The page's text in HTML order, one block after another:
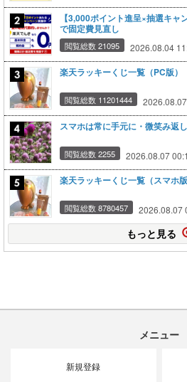
【3,000ポイント進呈×抽選キャ
で固定費見直し
閲覧総数 21095 2026.08.04
楽天ラッキーくじ一覧（PC版）
閲覧総数 11201444
スマホは常に手元に・微笑み返
閲覧総数 2255 2026.08.07
楽天ラッキーくじ一覧（スマホ版
閲覧総数 8780457 2026.08.07
もっと見る
メニュー
新規登録